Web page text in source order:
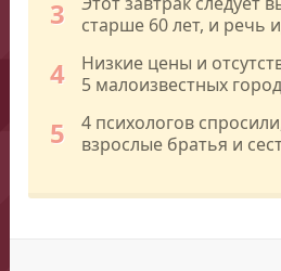
3
старше 60 лет, и речь
4
Низкие цены и
5 малоизвестных
5
4 психологов
взрослые братья и